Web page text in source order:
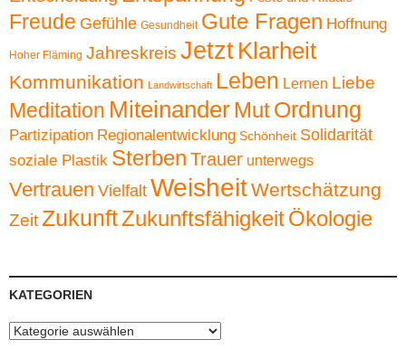
Freude Gefühle Gesundheit Gute Fragen Hoffnung
Hoher Fläming Jahreskreis Jetzt Klarheit
Kommunikation Landwirtschaft Leben Lernen Liebe
Meditation Miteinander MutOrdnung
Partizipation Regionalentwicklung Schönheit Solidarität
soziale Plastik Sterben Trauer unterwegs
Vertrauen Vielfalt WeisheitWertschätzung
ZeitZukunftZukunftsfähigkeitÖkologie
KATEGORIEN
Kategorien